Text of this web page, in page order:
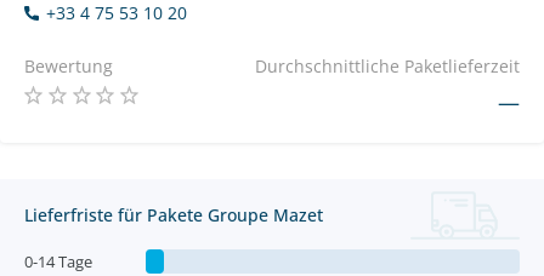
+33 4 75 53 10 20
Bewertung Durchschnittliche Paketlieferzeit
—
Lieferfriste für Pakete Groupe Mazet
0-14 Tage